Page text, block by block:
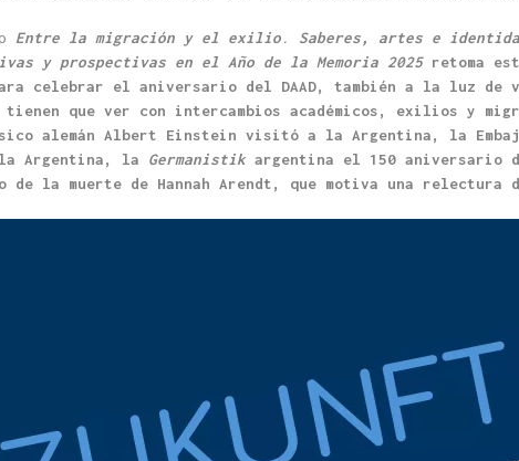
Entre la migración y el exilio. Saberes, artes e
y prospectivas en el Año de la Memoria 2025 retoma
celebrar el aniversario del DAAD, también a la luz
tienen que ver con intercambios académicos, exilios y
alemán Albert Einstein visitó a la Argentina, la
la Argentina, la Germanistikargentina el 150 aniversario
de la muerte de Hannah Arendt, que motiva una relectura